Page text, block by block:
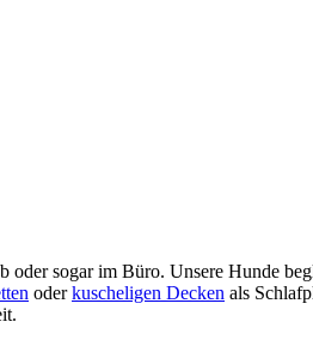
sogar im Büro. Unsere Hunde
oderkuscheligen Decken als